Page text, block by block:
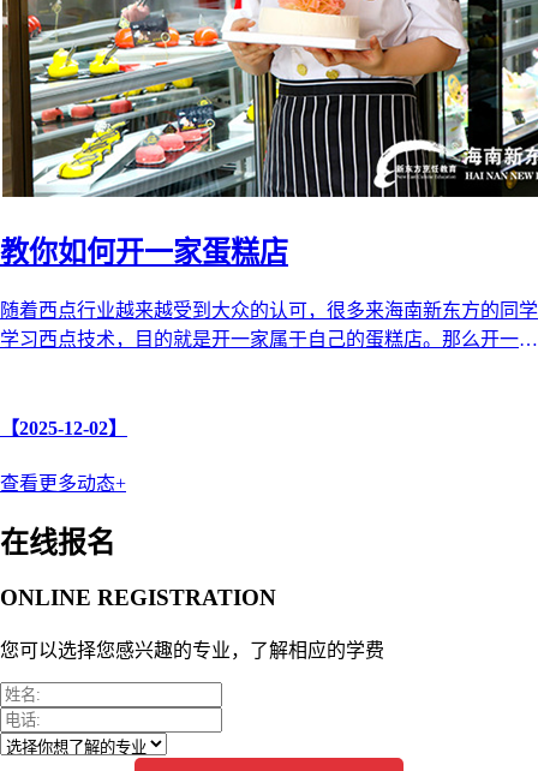
教你如何开一家蛋糕店
随着西点行业越来越受到大众的认可，很多来海南新东方的同学
学习西点技术，目的就是开一家属于自己的蛋糕店。那么开一家
【2025-12-02】
查看更多动态+
在线报名
ONLINE REGISTRATION
您可以选择您感兴趣的专业，了解相应的学费